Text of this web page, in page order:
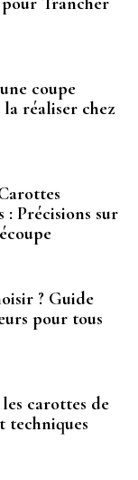
coupe
réaliser chez
: Précisions sur
? Guide
pour tous
carottes de
techniques